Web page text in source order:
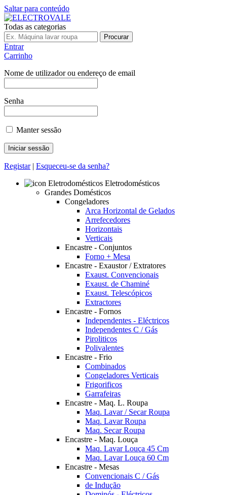
Saltar para conteúdo
Todas as categorias
Procurar
Entrar
Carrinho
Nome de utilizador ou endereço de email
Senha
Manter sessão
Registar| Esqueceu-se da senha?
Eletrodomésticos
Grandes Domésticos
Congeladores
Arca Horizontal de Gelados
Arrefecedores
Horizontais
Verticais
Encastre - Conjuntos
Forno + Mesa
Encastre - Exaustor / Extratores
Exaust. Convencionais
Exaust. de Chaminé
Exaust. Telescópicos
Extractores
Encastre - Fornos
Independentes - Eléctricos
Independentes C / Gás
Piroliticos
Polivalentes
Encastre - Frio
Combinados
Congeladores Verticais
Frigorificos
Garrafeiras
Encastre - Maq. L. Roupa
Maq. Lavar / Secar Roupa
Maq. Lavar Roupa
Maq. Secar Roupa
Encastre - Maq. Louça
Maq. Lavar Louça 45 Cm
Maq. Lavar Louça 60 Cm
Encastre - Mesas
Convencionais C / Gás
de Indução